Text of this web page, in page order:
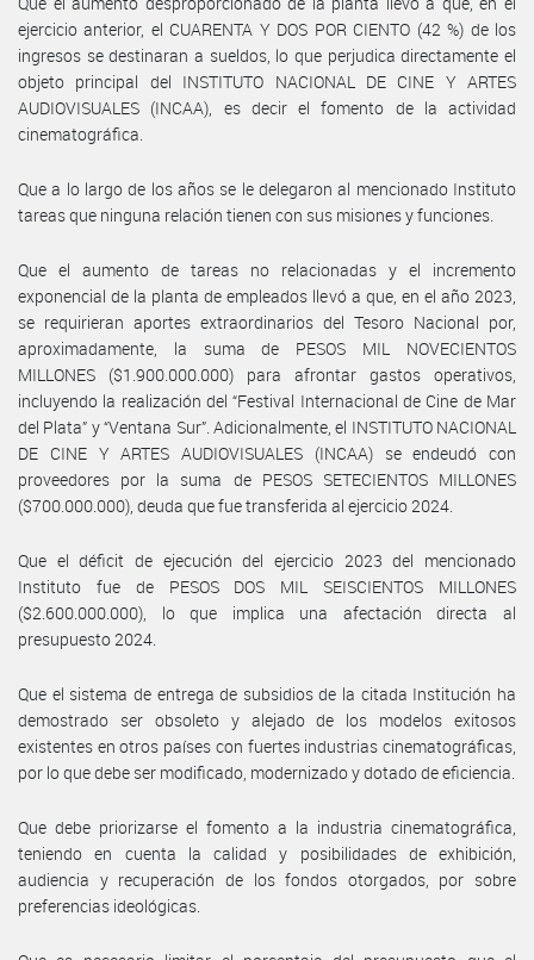
ejercicio anterior, el CUARENTA Y DOS POR CIENTO (42 %) de los
ingresos se destinaran a sueldos, lo que perjudica directamente el
objeto principal del INSTITUTO NACIONAL DE CINE Y ARTES
AUDIOVISUALES (INCAA), es decir el fomento de la actividad
cinematográfica.
Que a lo largo de los años se le delegaron al mencionado Instituto
tareas que ninguna relación tienen con sus misiones y funciones.
Que el aumento de tareas no relacionadas y el incremento
exponencial de la planta de empleados llevó a que, en el año 2023,
se requirieran aportes extraordinarios del Tesoro Nacional por,
aproximadamente, la suma de PESOS MIL NOVECIENTOS
MILLONES ($1.900.000.000) para afrontar gastos operativos,
incluyendo la realización del “Festival Internacional de Cine de Mar
del Plata” y “Ventana Sur”. Adicionalmente, el INSTITUTO NACIONAL
DE CINE Y ARTES AUDIOVISUALES (INCAA) se endeudó con
proveedores por la suma de PESOS SETECIENTOS MILLONES
($700.000.000), deuda que fue transferida al ejercicio 2024.
Que el déficit de ejecución del ejercicio 2023 del mencionado
Instituto fue de PESOS DOS MIL SEISCIENTOS MILLONES
($2.600.000.000), lo que implica una afectación directa al
presupuesto 2024.
Que el sistema de entrega de subsidios de la citada Institución ha
demostrado ser obsoleto y alejado de los modelos exitosos
existentes en otros países con fuertes industrias cinematográficas,
por lo que debe ser modificado, modernizado y dotado de eficiencia.
Que debe priorizarse el fomento a la industria cinematográfica,
teniendo en cuenta la calidad y posibilidades de exhibición,
audiencia y recuperación de los fondos otorgados, por sobre
preferencias ideológicas.